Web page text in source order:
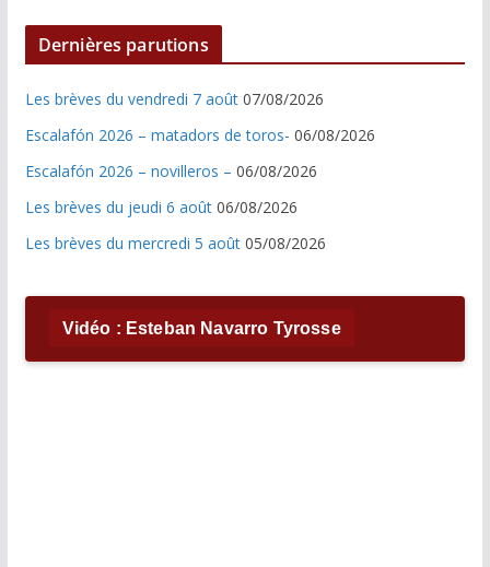
Dernières parutions
Les brèves du vendredi 7 août 07/08/2026
Escalafón 2026 – matadors de toros- 06/08/2026
Escalafón 2026 – novilleros – 06/08/2026
Les brèves du jeudi 6 août 06/08/2026
Les brèves du mercredi 5 août 05/08/2026
Vidéo : Esteban Navarro Tyrosse